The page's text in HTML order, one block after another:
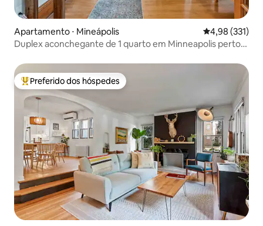
Apartamento ⋅ Mineápolis 4,98 de uma
4,98 (331)
Duplex aconchegante de 1 quarto em Minneapolis perto
Entre os melhores preferidos dos hóspedes
Preferido dos hóspedes